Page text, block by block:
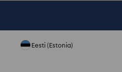
Eesti (Estonia)